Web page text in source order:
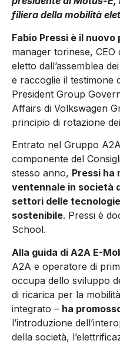
filiera della mobilità
Fabio Pressi è il
manager torinese,
eletto dall’assemblea
e raccoglie il testimone
President Group
Affairs di Volkswagen
principio di rotazione
Entrato nel Gruppo
componente del
stesso anno, Pressi ha
ventennale in società
settori delle
sostenibile. Pressi è
School.
Alla guida di A2A E-
A2A e operatore di
occupa dello sviluppo
di ricarica per la
integrato – ha
l’introduzione
della società,